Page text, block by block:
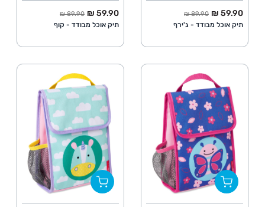
החל מ
59.90 ₪ מחיר מלא
89.90 ₪
תיק אוכל מבודד - ג'ירף
החל מ
59.90 ₪ מחיר מלא
89.90 ₪
תיק אוכל מבודד - קוף